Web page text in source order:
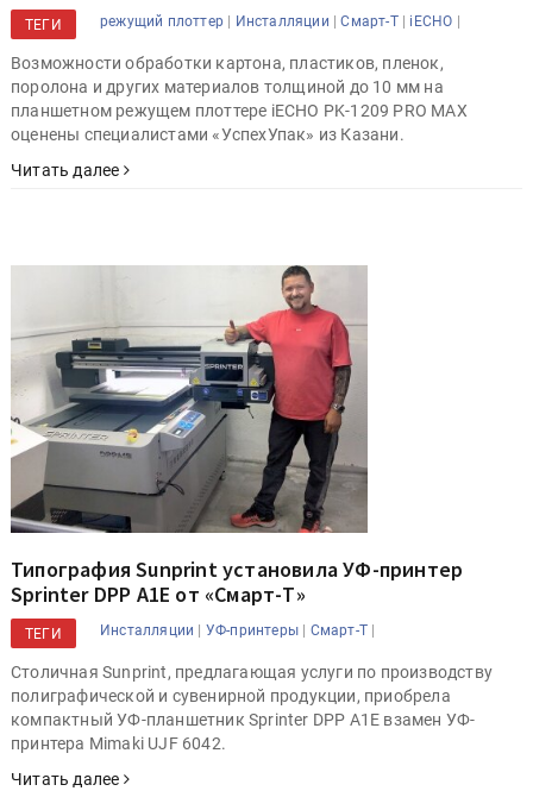
ТЕГИ режущий плоттер | Инсталляции |Смарт-Т| iECHO |
Возможности обработки картона, пластиков, пленок,
поролона и других материалов толщиной до 10 мм на
планшетном режущем плоттере iECHO PK-1209 PRO MAX
оценены специалистами «УспехУпак» из Казани.
Читать далее
Типография Sunprint установила УФ-принтер
Sprinter DPP A1E от «Смарт-Т»
ТЕГИ Инсталляции | УФ-принтеры | Смарт-Т |
Столичная Sunprint, предлагающая услуги по производству
полиграфической и сувенирной продукции, приобрела
компактный УФ-планшетник Sprinter DPP A1E взамен УФ-
принтера Mimaki UJF 6042.
Читать далее